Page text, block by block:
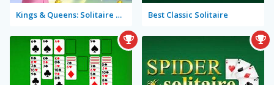
Kings & Queens: Solitaire Tripeaks Best Classic Solitaire